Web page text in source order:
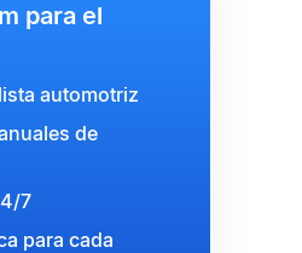
para el
automotriz
de
7
para cada